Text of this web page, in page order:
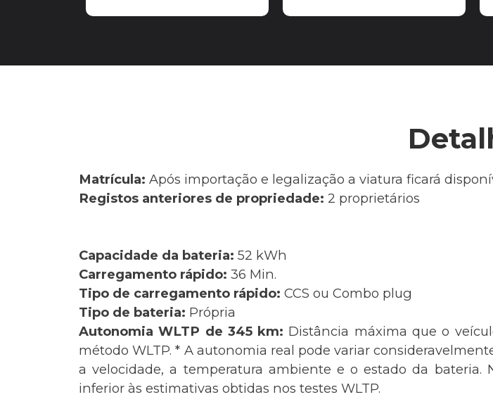
Matrícula: Após importação e legalização a viatura ficará
Registos anteriores de propriedade: 2 proprietários
Capacidade da bateria: 52 kWh
Carregamento rápido: 36 Min.
Tipo de carregamento rápido: CCS ou Combo plug
Tipo de bateria: Própria
Autonomia WLTP de 345 km: Distância máxima que o
método WLTP. * A autonomia real pode variar
a velocidade, a temperatura ambiente e o estado da
inferior às estimativas obtidas nos testes WLTP.